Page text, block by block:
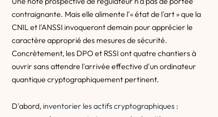
contraignante. Mais elle alimente l'« état de l'art » que la
CNIL et l'ANSSI invoqueront demain pour apprécier le
caractère approprié des mesures de sécurité.
Concrètement, les DPO et RSSI ont quatre chantiers à
ouvrir sans attendre l'arrivée effective d'un ordinateur
quantique cryptographiquement pertinent.
D'abord, inventorier les actifs cryptographiques :